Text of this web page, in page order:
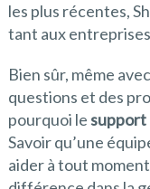
les plus récentes,
tant aux
Bien sûr, même
questions et des
pourquoi lesupport
Savoir qu’une
aider à tout